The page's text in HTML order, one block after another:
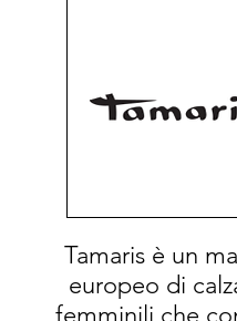
Tamaris è un
europeo di